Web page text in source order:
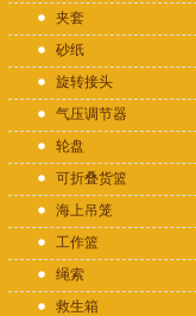
夹套
砂纸
旋转接头
气压调节器
轮盘
可折叠货篮
海上吊笼
工作篮
绳索
救生箱